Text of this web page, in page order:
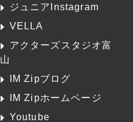
ジュニアInstagram
VELLA
アクターズスタジオ富
山
IM Zipブログ
IM Zipホームページ
Youtube